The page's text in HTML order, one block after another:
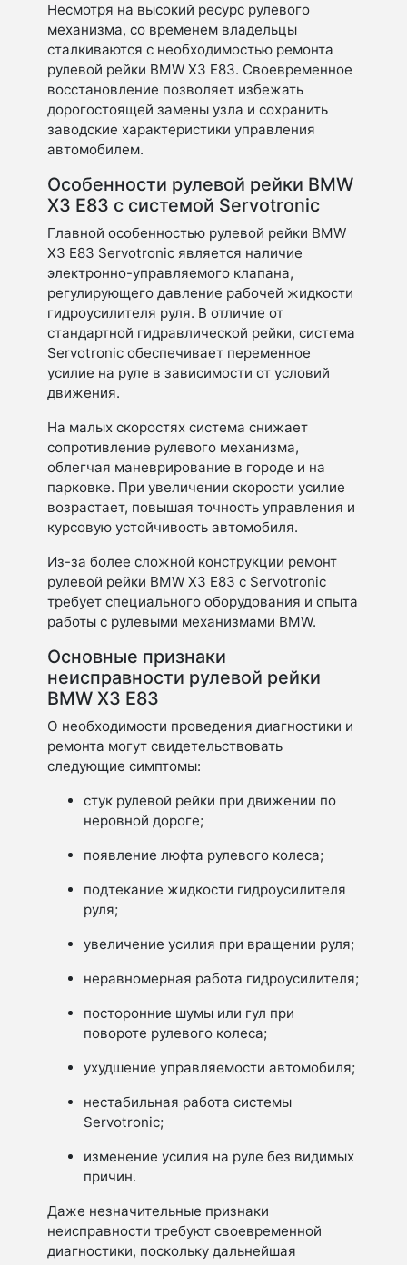
Несмотря на высокий ресурс рулевого
механизма, со временем владельцы
сталкиваются с необходимостью ремонта
рулевой рейки BMW X3 E83. Своевременное
восстановление позволяет избежать
дорогостоящей замены узла и сохранить
заводские характеристики управления
автомобилем.
Особенности рулевой рейки BMW
X3 E83 с системой Servotronic
Главной особенностью рулевой рейки BMW
X3 E83 Servotronic является наличие
электронно-управляемого клапана,
регулирующего давление рабочей жидкости
гидроусилителя руля. В отличие от
стандартной гидравлической рейки, система
Servotronic обеспечивает переменное
усилие на руле в зависимости от условий
движения.
На малых скоростях система снижает
сопротивление рулевого механизма,
облегчая маневрирование в городе и на
парковке. При увеличении скорости усилие
возрастает, повышая точность управления и
курсовую устойчивость автомобиля.
Из-за более сложной конструкции ремонт
рулевой рейки BMW X3 E83 с Servotronic
требует специального оборудования и опыта
работы с рулевыми механизмами BMW.
Основные признаки
неисправности рулевой рейки
BMW X3 E83
О необходимости проведения диагностики и
ремонта могут свидетельствовать
следующие симптомы:
стук рулевой рейки при движении по
неровной дороге;
появление люфта рулевого колеса;
подтекание жидкости гидроусилителя
руля;
увеличение усилия при вращении руля;
неравномерная работа гидроусилителя;
посторонние шумы или гул при
повороте рулевого колеса;
ухудшение управляемости автомобиля;
нестабильная работа системы
Servotronic;
изменение усилия на руле без видимых
причин.
Даже незначительные признаки
неисправности требуют своевременной
диагностики, поскольку дальнейшая